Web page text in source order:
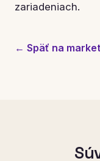
zariadeniach.
← Späť na